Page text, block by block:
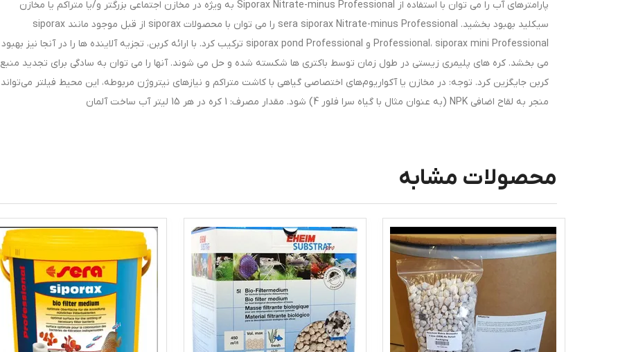
پارامترهای آب را می توان با استفاده از Siporax Nitrate-minus Professional به ویژه در مخازن اجتماعی بزرگتر و/یا متراکم یا مخازن
سیکلید بهبود بخشید. sera siporax Nitrate-minus Professional را می توان با محصولات siporax از قبل موجود مانند siporax
Professional، siporax mini Professional و siporax pond Professional ترکیب کرد. با ارائه کربن، تجزیه آلاینده ها را در آنجا نیز بهبود
می بخشد. کره های پلیمری زیستی در طول زمان توسط باکتری ها شکسته شده و حل می شوند. آنها را می توان به سادگی برای تجدید منبع
کربن جایگزین کرد. توجه: در مخازن یا آکواریوم‌های اختصاصی گیاهی با کاشت متراکم و نیازهای نیتروژن مربوطه، این محیط فیلتر می‌تواند
منجر به لقاح اضافی NPK (به عنوان مثال با گیاه سرا فلور 4) شود. مقدار مصرف: 1 کره در هر 15 لیتر آب ساخت آلمان
محصولات مشابه